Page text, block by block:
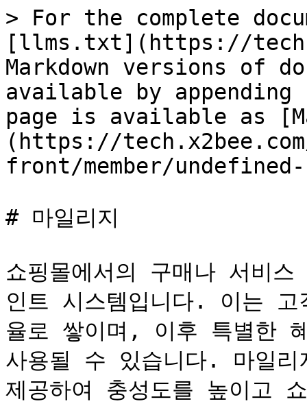
> For the complete
[llms.txt](https://
Markdown versions of
available by
page is available as
(https://
front/member/
# 마일리지
쇼핑몰에서의 구매나 서비
인트 시스템입니다. 이는
율로 쌓이며, 이후 특별한
사용될 수 있습니다. 마일
제공하여 충성도를 높이고